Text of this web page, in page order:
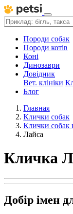
Породи собак
Породи котів
Коні
Динозаври
Довідник
Вет. клініки
Блог
Главная
Клички собак
Клички собак
Лайса
Кличка
Добір імен